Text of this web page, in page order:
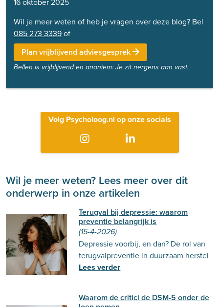
16 oktober 2025
Wil je meer weten of heb je vragen over deze blog? Bel
085 273 3339of
Plan vrijblijvend adviesgesprek
Bellen is vrijblijvend en anoniem: Je zit nergens aan vast.
Volg Psycholoog.nl op onze socials
Wil je meer weten? Lees meer over dit
onderwerp in onze artikelen
Terugval bij depressie: waarom
preventie belangrijk is
(15-4-2026)
Depressie voorbij, en dan? De rol van
terugvalpreventie in duurzaam herstel
Lees verder
Waarom de critici de DSM-5 onder de